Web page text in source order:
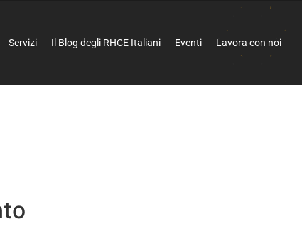
Servizi Il Blog degli RHCE Italiani Eventi Lavora con noi